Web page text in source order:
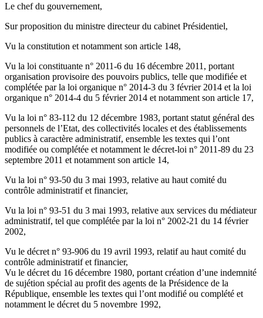
Le chef du gouvernement,
Sur proposition du ministre directeur du cabinet Présidentiel,
Vu la constitution et notamment son article 148,
Vu la loi constituante n° 2011-6 du 16 décembre 2011, portant
organisation provisoire des pouvoirs publics, telle que modifiée et
complétée par la loi organique n° 2014-3 du 3 février 2014 et la loi
organique n° 2014-4 du 5 février 2014 et notamment son article 17,
Vu la loi n° 83-112 du 12 décembre 1983, portant statut général des
personnels de l’Etat, des collectivités locales et des établissements
publics à caractère administratif, ensemble les textes qui l’ont
modifiée ou complétée et notamment le décret-loi n° 2011-89 du 23
septembre 2011 et notamment son article 14,
Vu la loi n° 93-50 du 3 mai 1993, relative au haut comité du
contrôle administratif et financier,
Vu la loi n° 93-51 du 3 mai 1993, relative aux services du médiateur
administratif, tel que complétée par la loi n° 2002-21 du 14 février
2002,
Vu le décret n° 93-906 du 19 avril 1993, relatif au haut comité du
contrôle administratif et financier,
Vu le décret du 16 décembre 1980, portant création d’une indemnité
de sujétion spécial au profit des agents de la Présidence de la
République, ensemble les textes qui l’ont modifié ou complété et
notamment le décret du 5 novembre 1992,